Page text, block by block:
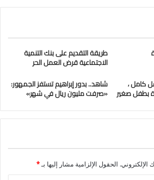
طريقة التقديم على بنك التنمية
الاجتماعية قرض العمل الحر
كامل ،
بطفل صغير
شاهد.. بدور إبراهيم تستفز الجمهور:
«صرفت مليون ريال في شهر»
الحقول الإلزامية مشار إليها بـ*